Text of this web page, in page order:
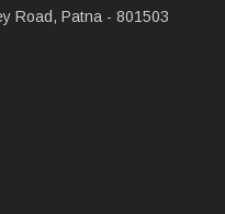
Road, Patna - 801503